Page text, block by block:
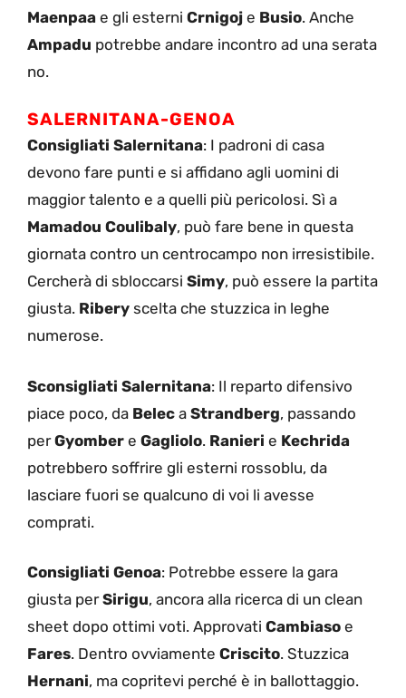
Maenpaa e gli esterni Crnigoj e Busio. Anche
Ampadu potrebbe andare incontro ad una serata
no.
SALERNITANA-GENOA
Consigliati Salernitana: I padroni di casa
devono fare punti e si affidano agli uomini di
maggior talento e a quelli più pericolosi. Sì a
Mamadou Coulibaly, può fare bene in questa
giornata contro un centrocampo non irresistibile.
Cercherà di sbloccarsi Simy, può essere la partita
giusta. Ribery scelta che stuzzica in leghe
numerose.
Sconsigliati Salernitana: Il reparto difensivo
piace poco, da Belec a Strandberg, passando
perGyomber e Gagliolo. Ranieri e Kechrida
potrebbero soffrire gli esterni rossoblu, da
lasciare fuori se qualcuno di voi li avesse
comprati.
Consigliati Genoa: Potrebbe essere la gara
giusta perSirigu, ancora alla ricerca di un clean
sheet dopo ottimi voti. Approvati Cambiaso e
Fares. Dentro ovviamente Criscito. Stuzzica
Hernani, ma copritevi perché è in ballottaggio.